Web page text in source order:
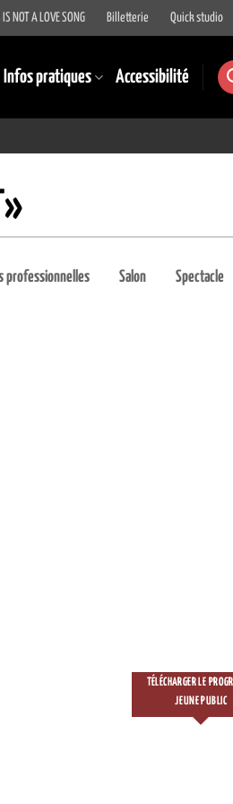
IS NOT A LOVE SONG Billetterie Quick studio
Infos pratiques Accessibilité
professionnelles Salon Spectacle
TÉLÉCHARGER LE
JEUNE PUBLIC